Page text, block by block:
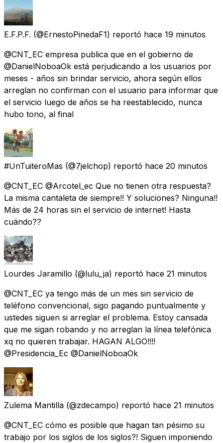
E.F.P.F. (@ErnestoPinedaF1) reportó hace 19 minutos
@CNT_EC empresa publica que en el gobierno de
@DanielNoboaOk está perjudicando a los usuarios por
meses - años sin brindar servicio, ahora según ellos
arreglan no confirman con el usuario para informar que
el servicio luego de años se ha reestablecido, nunca
hubo tono, al final
#UnTuiteroMas (@7jelchop) reportó hace 20 minutos
@CNT_EC @Arcotel_ec Que no tienen otra respuesta?
La misma cantaleta de siempre!! Y soluciones? Ninguna!!
Más de 24 horas sin el servicio de internet! Hasta
cuándo??
Lourdes Jaramillo (@lulu_ja) reportó hace 21 minutos
@CNT_EC ya tengo más de un mes sin servicio de
teléfono convencional, sigo pagando puntualmente y
ustedes siguen si arreglar el problema. Estoy cansada
que me sigan robando y no arreglan la línea telefónica
xq no quieren trabajar. HAGAN ALGO!!!!
@Presidencia_Ec @DanielNoboaOk
Zulema Mantilla (@zdecampo) reportó hace 21 minutos
@CNT_EC cómo es posible que hagan tan pésimo su
trabajo por los siglos de los siglos?! Siguen imponiendo